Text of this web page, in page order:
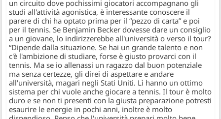
un circuito dove pochissimi giocatori accompagnano gli
studi all'attività agonistica, è interessante conoscere il
parere di chi ha optato prima per il “pezzo di carta” e poi
per il tennis. Se Benjamin Becker dovesse dare un consiglio
a un giovane, lo indirizzerebbe all'università o verso il tour?
“Dipende dalla situazione. Se hai un grande talento e non
c'è l'ambizione di studiare, forse è giusto provarci con il
tennis. Ma se io allenassi un ragazzo dal buon potenziale
ma senza certezze, gli direi di aspettare e andare
all'università, magari negli Stati Uniti. Lì hanno un ottimo
sistema per chi vuole anche giocare a tennis. Il tour è molto
duro e se non ti presenti con la giusta preparazione potresti
esaurire le energie in pochi anni, inoltre è molto